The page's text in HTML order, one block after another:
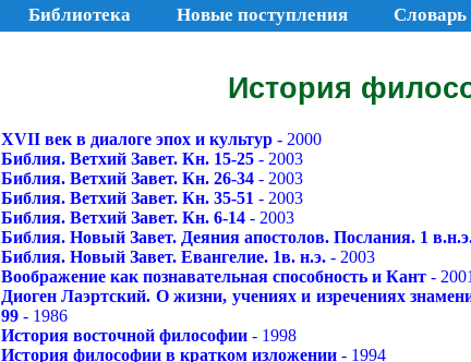
Библиотека Новые поступления Словарь
История
XVII век в диалоге эпох и культур - 2000
Библия. Ветхий Завет. Кн. 15-25 - 2003
Библия. Ветхий Завет. Кн. 26-34 - 2003
Библия. Ветхий Завет. Кн. 35-51 - 2003
Библия. Ветхий Завет. Кн. 6-14 - 2003
Библия. Новый Завет. Деяния апостолов. Послания. 1
Библия. Новый Завет. Евангелие. 1в. н.э. - 2003
Воображение как познавательная способность и Кант - 2001
Диоген Лаэртский. О жизни, учениях и изречениях
99 - 1986
История восточной философии - 1998
История философии в кратком изложении - 1994